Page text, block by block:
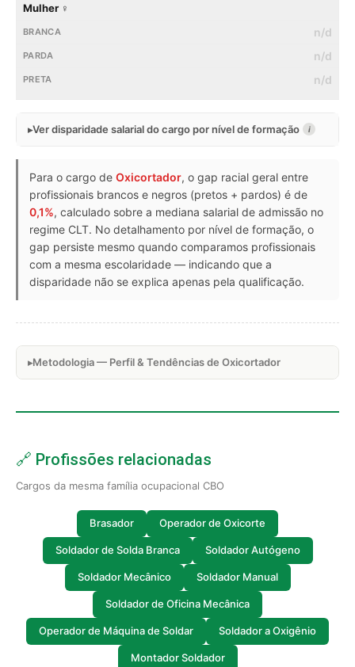
Mulher ♀
n/d
n/d
n/d
Ver disparidade salarial do cargo por nível de formação i
Para o cargo de Oxicortador, o gap racial geral entre
profissionais brancos e negros (pretos + pardos) é de
0,1%, calculado sobre a mediana salarial de admissão no
regime CLT. No detalhamento por nível de formação, o
gap persiste mesmo quando comparamos profissionais
com a mesma escolaridade — indicando que a
disparidade não se explica apenas pela qualificação.
Metodologia — Perfil & Tendências de Oxicortador
🔗 Profissões relacionadas
Cargos da mesma família ocupacional CBO
Brasador Operador de Oxicorte
Soldador de Solda Branca Soldador Autógeno
Soldador Mecânico Soldador Manual
Soldador de Oficina Mecânica
Operador de Máquina de Soldar Soldador a Oxigênio
Montador Soldador